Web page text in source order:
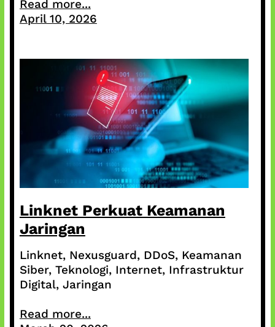
Read more...
April 10, 2026
Linknet Perkuat Keamanan
Jaringan
Linknet, Nexusguard, DDoS, Keamanan
Siber, Teknologi, Internet, Infrastruktur
Digital, Jaringan
Read more...